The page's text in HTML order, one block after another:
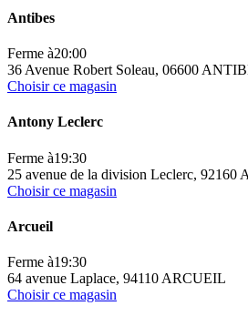
Antibes
Ferme à20:00
36 Avenue Robert Soleau, 06600
Choisir ce magasin
Antony Leclerc
Ferme à19:30
25 avenue de la division Leclerc, 92160
Choisir ce magasin
Arcueil
Ferme à19:30
64 avenue Laplace, 94110 ARCUEIL
Choisir ce magasin